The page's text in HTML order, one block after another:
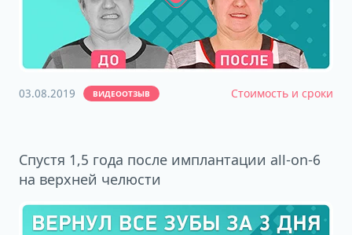
03.08.2019 ВИДЕООТЗЫВ Стоимость и сроки
Спустя 1,5 года после имплантации all-on-6
на верхней челюсти